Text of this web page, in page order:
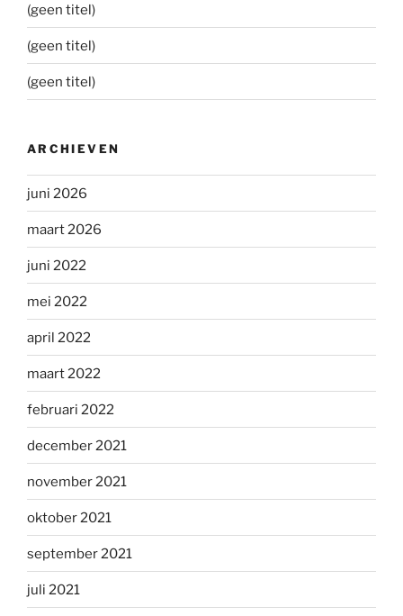
(geen titel)
(geen titel)
(geen titel)
ARCHIEVEN
juni 2026
maart 2026
juni 2022
mei 2022
april 2022
maart 2022
februari 2022
december 2021
november 2021
oktober 2021
september 2021
juli 2021